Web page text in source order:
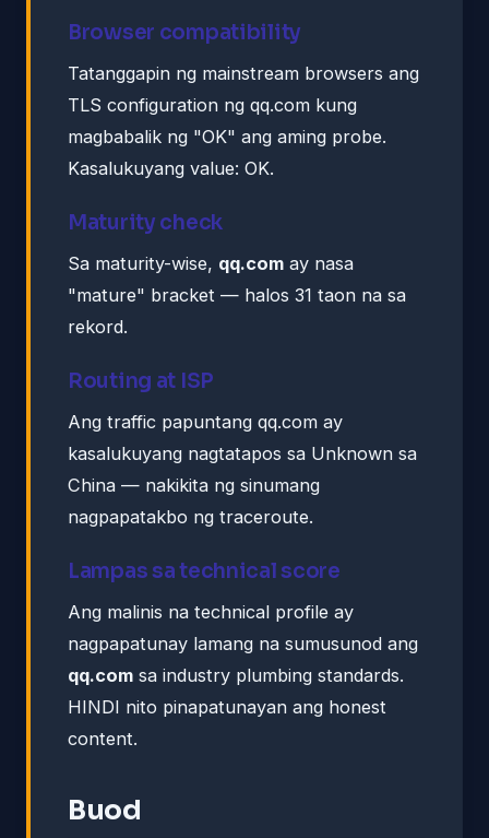
Browser compatibility
Tatanggapin ng mainstream browsers ang
TLS configuration ng qq.com kung
magbabalik ng "OK" ang aming probe.
Kasalukuyang value: OK.
Maturity check
Sa maturity-wise, qq.com ay nasa
"mature" bracket — halos 31 taon na sa
rekord.
Routing at ISP
Ang traffic papuntang qq.com ay
kasalukuyang nagtatapos sa Unknown sa
China — nakikita ng sinumang
nagpapatakbo ng traceroute.
Lampas sa technical score
Ang malinis na technical profile ay
nagpapatunay lamang na sumusunod ang
qq.com sa industry plumbing standards.
HINDI nito pinapatunayan ang honest
content.
Buod